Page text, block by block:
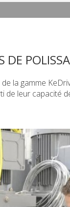
DE
la gamme
de leur capacité